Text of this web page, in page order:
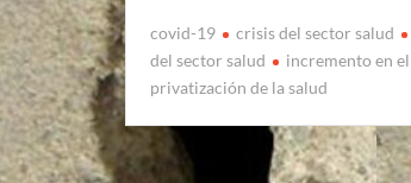
covid-19 crisis del sector salud
del sector salud
incremento en
privatización de la salud